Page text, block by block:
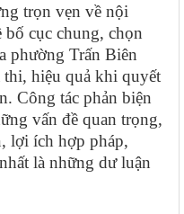
trọn vẹn về nội
cục chung, chọn
phường Trấn Biên
hiệu quả khi quyết
Công tác phản biện
vấn đề quan trọng,
lợi ích hợp pháp,
là những dư luận